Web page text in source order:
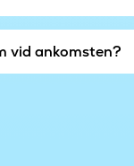
vid ankomsten?